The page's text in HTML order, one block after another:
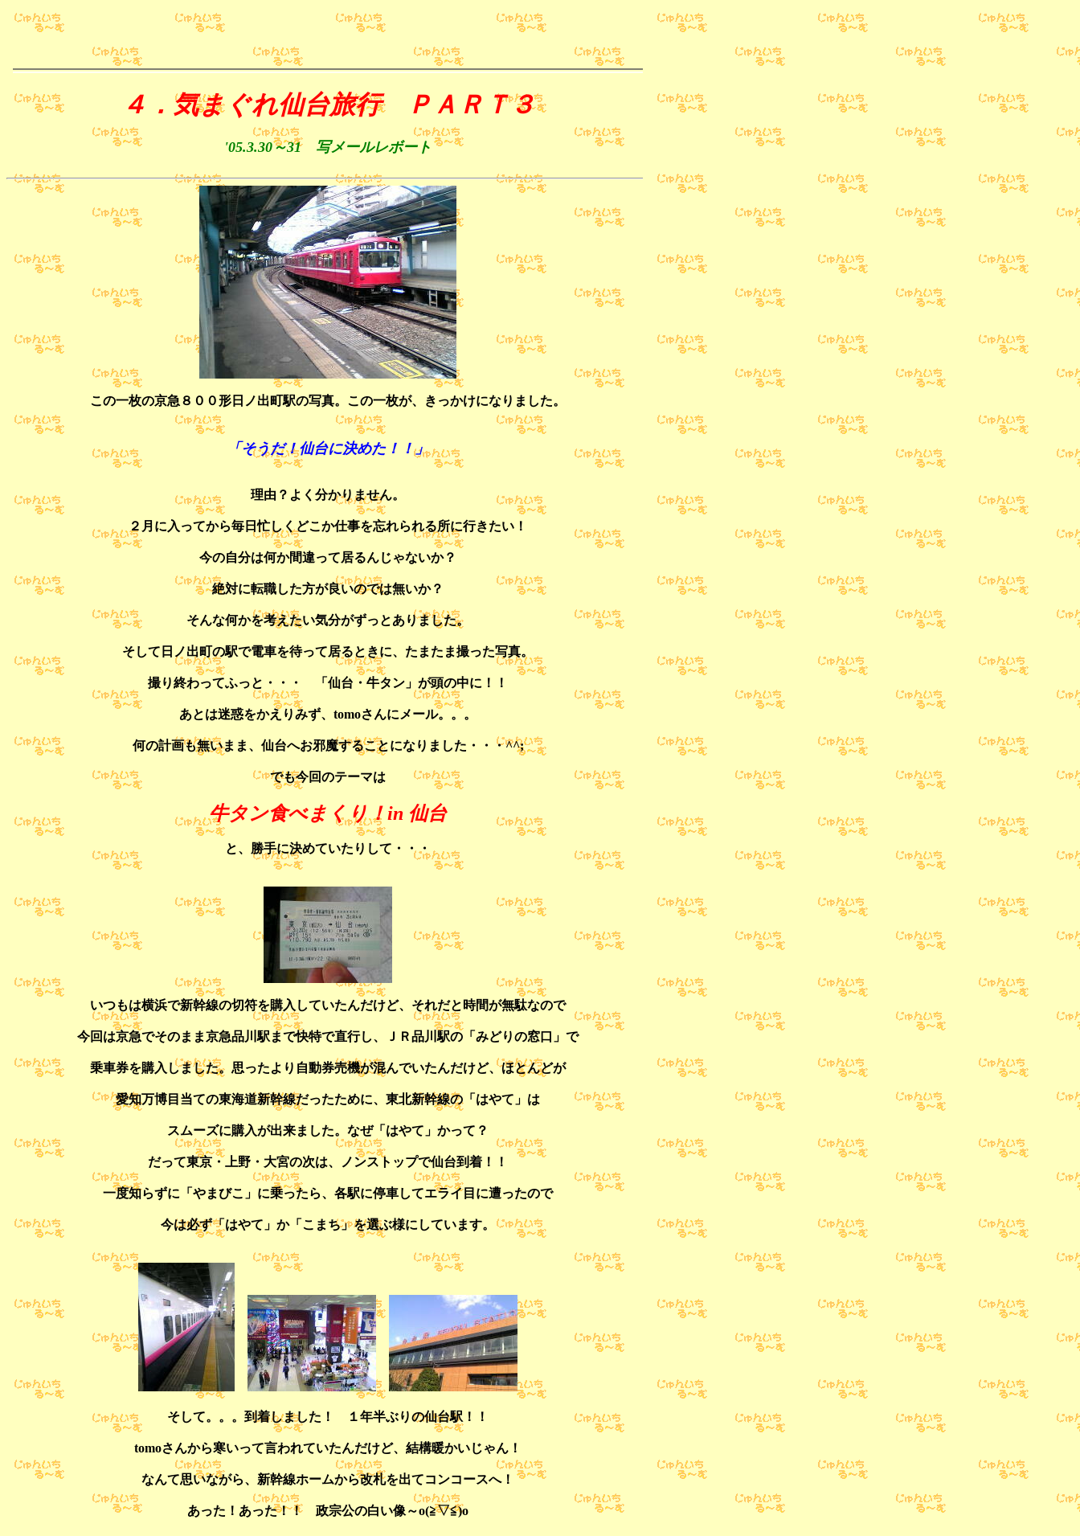
４．気まぐれ仙台旅行 ＰＡＲＴ３
'05.3.30～31 写メールレボート
この一枚の京急８００形日ノ出町駅の写真。この一枚が、きっかけになりました。
「そうだ！仙台に決めた！！」
理由？よく分かりません。
２月に入ってから毎日忙しくどこか仕事を忘れられる所に行きたい！
今の自分は何か間違って居るんじゃないか？
絶対に転職した方が良いのでは無いか？
そんな何かを考えたい気分がずっとありました。
そして日ノ出町の駅で電車を待って居るときに、たまたま撮った写真。
撮り終わってふっと・・・ 「仙台・牛タン」が頭の中に！！
あとは迷惑をかえりみず、tomoさんにメール。。。
何の計画も無いまま、仙台へお邪魔することになりました・・・^^;
でも今回のテーマは
牛タン食べまくり！in 仙台
と、勝手に決めていたりして・・・
いつもは横浜で新幹線の切符を購入していたんだけど、それだと時間が無駄なので
今回は京急でそのまま京急品川駅まで快特で直行し、ＪＲ品川駅の「みどりの窓口」で
乗車券を購入しました。思ったより自動券売機が混んでいたんだけど、ほとんどが
愛知万博目当ての東海道新幹線だったために、東北新幹線の「はやて」は
スムーズに購入が出来ました。なぜ「はやて」かって？
だって東京・上野・大宮の次は、ノンストップで仙台到着！！
一度知らずに「やまびこ」に乗ったら、各駅に停車してエライ目に遭ったので
今は必ず「はやて」か「こまち」を選ぶ様にしています。
そして。。。到着しました！ １年半ぶりの仙台駅！！
tomoさんから寒いって言われていたんだけど、結構暖かいじゃん！
なんて思いながら、新幹線ホームから改札を出てコンコースへ！
あった！あった！！ 政宗公の白い像～o(≧▽≦)o